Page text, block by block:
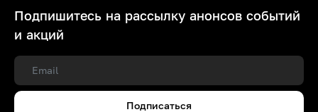
Подпишитесь на рассылку анонсов событий
и акций
Подписаться